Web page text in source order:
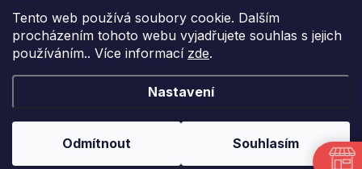
Tento web používá soubory cookie. Dalším
procházením tohoto webu vyjadřujete souhlas s jejich
používáním.. Více informací zde.
Nastavení
Odmítnout Souhlasím
FaceBook
DŮLEŽITÉ ODKAZY
NAPIŠTE NÁM
FAKTURAČNÍ ÚDAJE